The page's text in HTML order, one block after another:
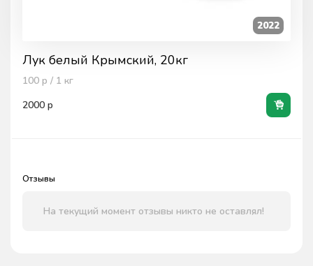
Лук белый Крымский, 20кг
100 р / 1 кг
2000 р
2022
Отзывы
На текущий момент отзывы никто не оставлял!